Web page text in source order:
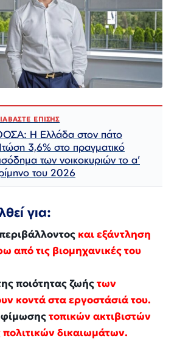
ΕΠΙΣΗΣ
Η Ελλάδα στον πάτο
3,6% στο πραγματικό
των νοικοκυριών το α’
του 2026
για:
και εξάντληση
από τις βιομηχανικές του
ποιότητας ζωήςτων
κοντά στα εργοστάσιά του.
φίμωσηςτοπικών ακτιβιστών
δικαιωμάτων.